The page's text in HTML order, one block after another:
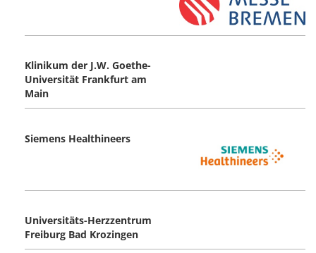
Klinikum der J.W. Goethe-
Universität Frankfurt am
Main
Siemens Healthineers
Universitäts-Herzzentrum
Freiburg Bad Krozingen